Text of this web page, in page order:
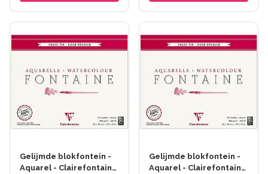
Gelijmde blokfontein -
Aquarel - Clairefontaine
Gelijmde blokfontein -
Aquarel - Clairefontaine